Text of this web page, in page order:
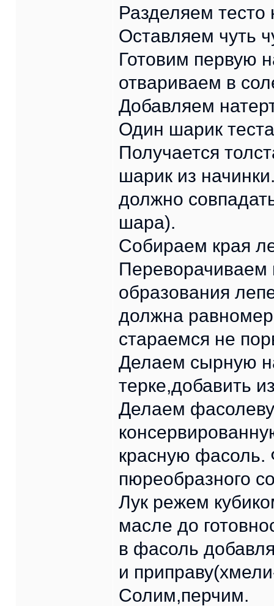
Разделяем
Оставляем чуть
Готовим первую
отвариваем в
Добавляем
Один шарик
Получается
шарик из
должно
шара).
Собираем края
образования
должна
стараемся не
Делаем сырную
терке,добавить
Делаем
красную
пюреобразного
Лук режем
масле до
в фасоль
и
Солим,перчим.